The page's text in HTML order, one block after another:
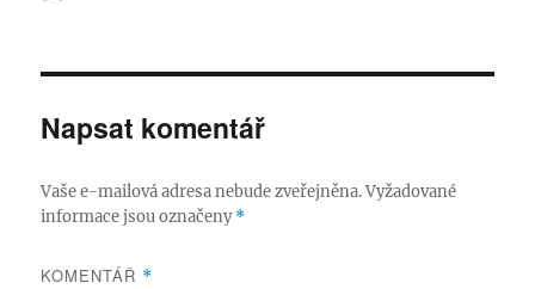
Napsat komentář
Vaše e-mailová adresa nebude zveřejněna. Vyžadované
informace jsou označeny*
KOMENTÁŘ *